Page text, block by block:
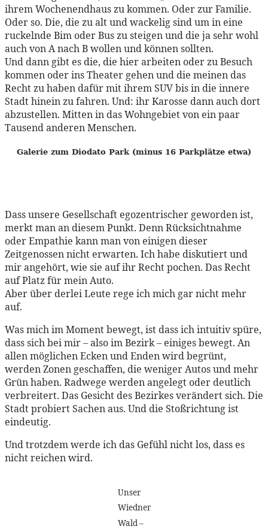
ihrem Wochenendhaus zu kommen. Oder zur Familie.
Oder so. Die, die zu alt und wackelig sind um in eine
ruckelnde Bim oder Bus zu steigen und die ja sehr wohl
auch von A nach B wollen und können sollten.
Und dann gibt es die, die hier arbeiten oder zu Besuch
kommen oder ins Theater gehen und die meinen das
Recht zu haben dafür mit ihrem SUV bis in die innere
Stadt hinein zu fahren. Und: ihr Karosse dann auch dort
abzustellen. Mitten in das Wohngebiet von ein paar
Tausend anderen Menschen.
Galerie zum Diodato Park (minus 16 Parkplätze etwa)
Dass unsere Gesellschaft egozentrischer geworden ist,
merkt man an diesem Punkt. Denn Rücksichtnahme
oder Empathie kann man von einigen dieser
Zeitgenossen nicht erwarten. Ich habe diskutiert und
mir angehört, wie sie auf ihr Recht pochen. Das Recht
auf Platz für mein Auto.
Aber über derlei Leute rege ich mich gar nicht mehr
auf.
Was mich im Moment bewegt, ist dass ich intuitiv spüre,
dass sich bei mir – also im Bezirk – einiges bewegt. An
allen möglichen Ecken und Enden wird begrünt,
werden Zonen geschaffen, die weniger Autos und mehr
Grün haben. Radwege werden angelegt oder deutlich
verbreitert. Das Gesicht des Bezirkes verändert sich. Die
Stadt probiert Sachen aus. Und die Stoßrichtung ist
eindeutig.
Und trotzdem werde ich das Gefühl nicht los, dass es
nicht reichen wird.
Unser
Wiedner
Wald –